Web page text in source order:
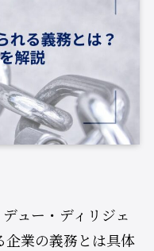
ュー・ディリジェ
企業の義務とは具体